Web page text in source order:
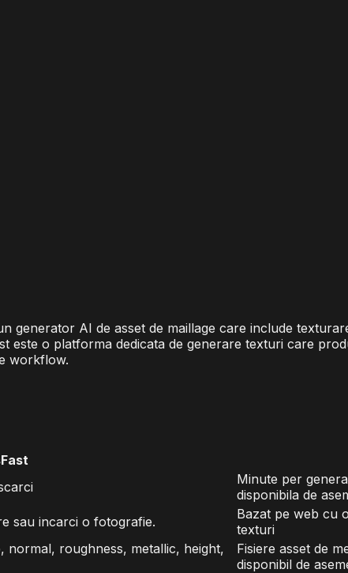
generator AI de asset de maillage care include
este o platforma dedicata de generare texturi care
workflow.
Minute per
disponibila de
sau incarci o fotografie.
Bazat pe web cu
texturi
normal, roughness, metallic, height,
Fisiere asset de
disponibil de